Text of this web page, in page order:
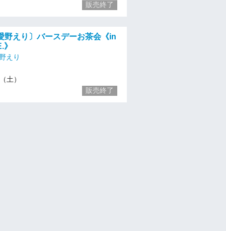
販売終了
野えり〕バースデーお茶会《in
えり
土）
販売終了